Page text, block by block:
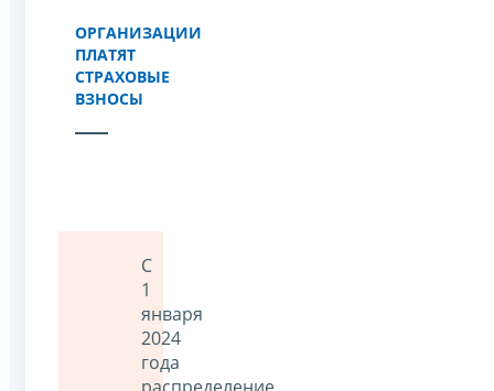
ОРГАНИЗАЦИИ
ПЛАТЯТ
СТРАХОВЫЕ
ВЗНОСЫ
С
1
января
2024
года